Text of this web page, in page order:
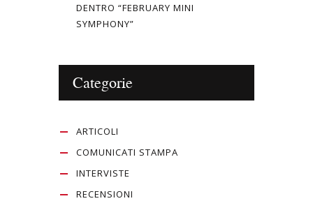
DENTRO “FEBRUARY MINI
SYMPHONY”
Categorie
ARTICOLI
COMUNICATI STAMPA
INTERVISTE
RECENSIONI